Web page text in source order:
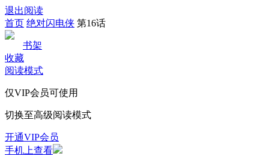
退出阅读
首页 绝对闪电侠 第16话
书架
收藏
阅读模式
仅VIP会员可使用
切换至高级阅读模式
开通VIP会员
手机上查看